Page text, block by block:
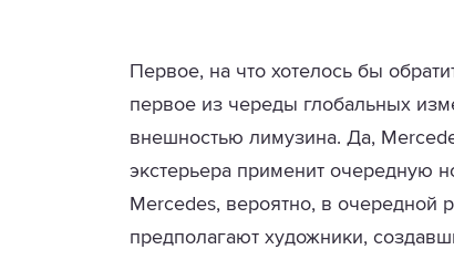
Первое, на что хотелось бы
первое из череды глобальных
внешностью лимузина. Да,
экстерьера применит очередную
Mercedes, вероятно, в очередной
предполагают художники,